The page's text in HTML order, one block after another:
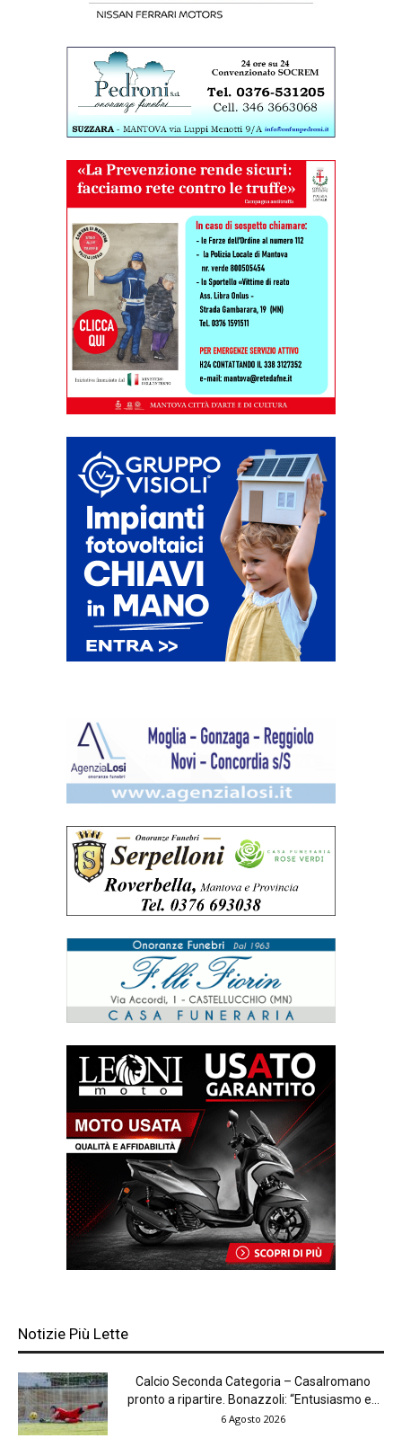
Notizie Più Lette
Calcio Seconda Categoria – Casalromano
pronto a ripartire. Bonazzoli: “Entusiasmo e...
6 Agosto 2026